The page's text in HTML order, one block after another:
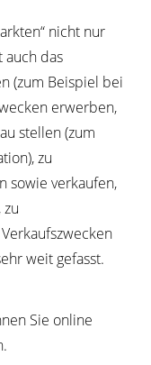
nicht nur
auch das
(zum Beispiel bei
erwerben,
stellen (zum
zu
sowie verkaufen,
weit gefasst.
Sie online